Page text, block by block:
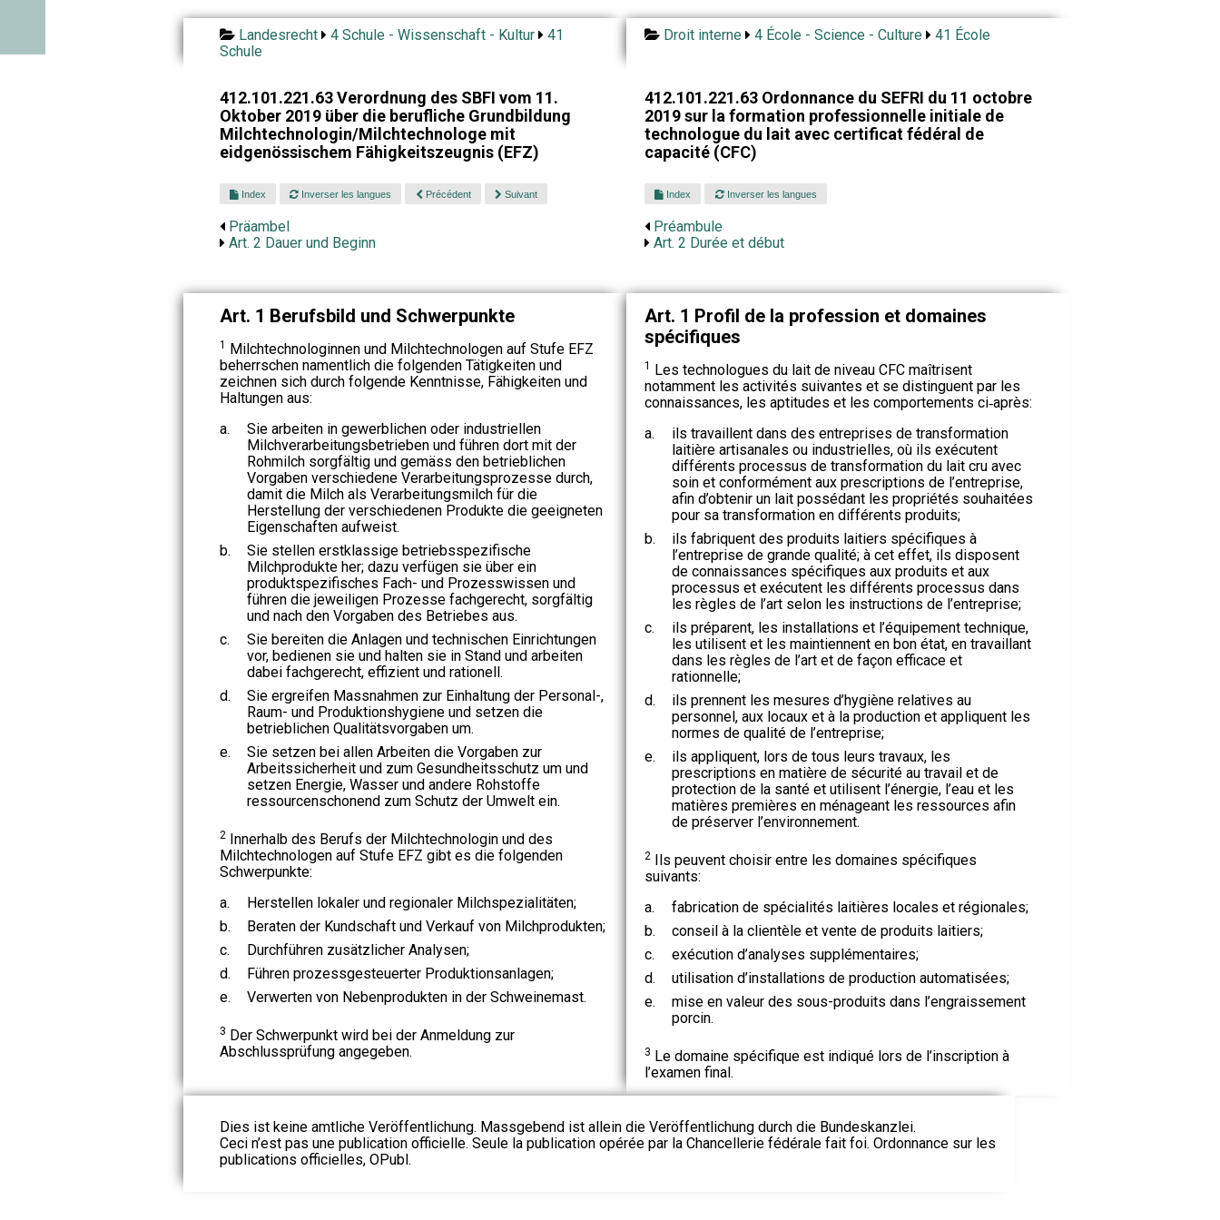
Landesrecht 4 Schule - Wissenschaft - Kultur
41
Schule
Droit interne 4 École - Science - Culture 41 École
412.101.221.63 Verordnung des SBFI vom 11.
Oktober 2019 über die berufliche Grundbildung
Milchtechnologin/Milchtechnologe mit
eidgenössischem Fähigkeitszeugnis (EFZ)
412.101.221.63 Ordonnance du SEFRI du 11 octobre
2019 sur la formation professionnelle initiale de
technologue du lait avec certificat fédéral de
capacité (CFC)
Index Inverser les langues Précédent Suivant
Präambel
Art. 2 Dauer und Beginn
Index Inverser les langues
Préambule
Art. 2 Durée et début
Art. 1 Berufsbild und Schwerpunkte
1 Milchtechnologinnen und Milchtechnologen auf Stufe EFZ
beherrschen namentlich die folgenden Tätigkeiten und
zeichnen sich durch folgende Kenntnisse, Fähigkeiten und
Haltungen aus:
a.
Sie arbeiten in gewerblichen oder industriellen
Milchverarbeitungsbetrieben und führen dort mit der
Rohmilch sorgfältig und gemäss den betrieblichen
Vorgaben verschiedene Verarbeitungsprozesse durch,
damit die Milch als Verarbeitungsmilch für die
Herstellung der verschiedenen Produkte die geeigneten
Eigenschaften aufweist.
b.
Sie stellen erstklassige betriebsspezifische
Milchprodukte her; dazu verfügen sie über ein
produktspezifisches Fach- und Prozesswissen und
führen die jeweiligen Prozesse fachgerecht, sorgfältig
und nach den Vorgaben des Betriebes aus.
c.
Sie bereiten die Anlagen und technischen Einrichtungen
vor, bedienen sie und halten sie in Stand und arbeiten
dabei fachgerecht, effizient und rationell.
d.
Sie ergreifen Massnahmen zur Einhaltung der Personal-,
Raum- und Produktionshygiene und setzen die
betrieblichen Qualitätsvorgaben um.
e.
Sie setzen bei allen Arbeiten die Vorgaben zur
Arbeitssicherheit und zum Gesundheitsschutz um und
setzen Energie, Wasser und andere Rohstoffe
ressourcenschonend zum Schutz der Umwelt ein.
2Innerhalb des Berufs der Milchtechnologin und des
Milchtechnologen auf Stufe EFZ gibt es die folgenden
Schwerpunkte:
a.
Herstellen lokaler und regionaler Milchspezialitäten;
b.
Beraten der Kundschaft und Verkauf von Milchprodukten;
c.
Durchführen zusätzlicher Analysen;
d.
Führen prozessgesteuerter Produktionsanlagen;
e.
Verwerten von Nebenprodukten in der Schweinemast.
3 Der Schwerpunkt wird bei der Anmeldung zur
Abschlussprüfung angegeben.
Art. 1 Profil de la profession et domaines
spécifiques
1 Les technologues du lait de niveau CFC maîtrisent
notamment les activités suivantes et se distinguent par les
connaissances, les aptitudes et les comportements ci‑après:
a.
ils travaillent dans des entreprises de transformation
laitière artisanales ou industrielles, où ils exécutent
différents processus de transformation du lait cru avec
soin et conformément aux prescriptions de l’entreprise,
afin d’obtenir un lait possédant les propriétés souhaitées
pour sa transformation en différents produits;
b.
ils fabriquent des produits laitiers spécifiques à
l’entreprise de grande qualité; à cet effet, ils disposent
de connaissances spécifiques aux produits et aux
processus et exécutent les différents processus dans
les règles de l’art selon les instructions de l’entreprise;
c.
ils préparent, les installations et l’équipement technique,
les utilisent et les maintiennent en bon état, en travaillant
dans les règles de l’art et de façon efficace et
rationnelle;
d.
ils prennent les mesures d’hygiène relatives au
personnel, aux locaux et à la production et appliquent les
normes de qualité de l’entreprise;
e.
ils appliquent, lors de tous leurs travaux, les
prescriptions en matière de sécurité au travail et de
protection de la santé et utilisent l’énergie, l’eau et les
matières premières en ménageant les ressources afin
de préserver l’environnement.
2Ils peuvent choisir entre les domaines spécifiques
suivants:
a.
fabrication de spécialités laitières locales et régionales;
b.
conseil à la clientèle et vente de produits laitiers;
c.
exécution d’analyses supplémentaires;
d.
utilisation d’installations de production automatisées;
e.
mise en valeur des sous-produits dans l’engraissement
porcin.
3 Le domaine spécifique est indiqué lors de l’inscription à
l’examen final.
Dies ist keine amtliche Veröffentlichung. Massgebend ist allein die Veröffentlichung durch die Bundeskanzlei.
Ceci n’est pas une publication officielle. Seule la publication opérée par la Chancellerie fédérale fait foi. Ordonnance sur les
publications officielles, OPubl.